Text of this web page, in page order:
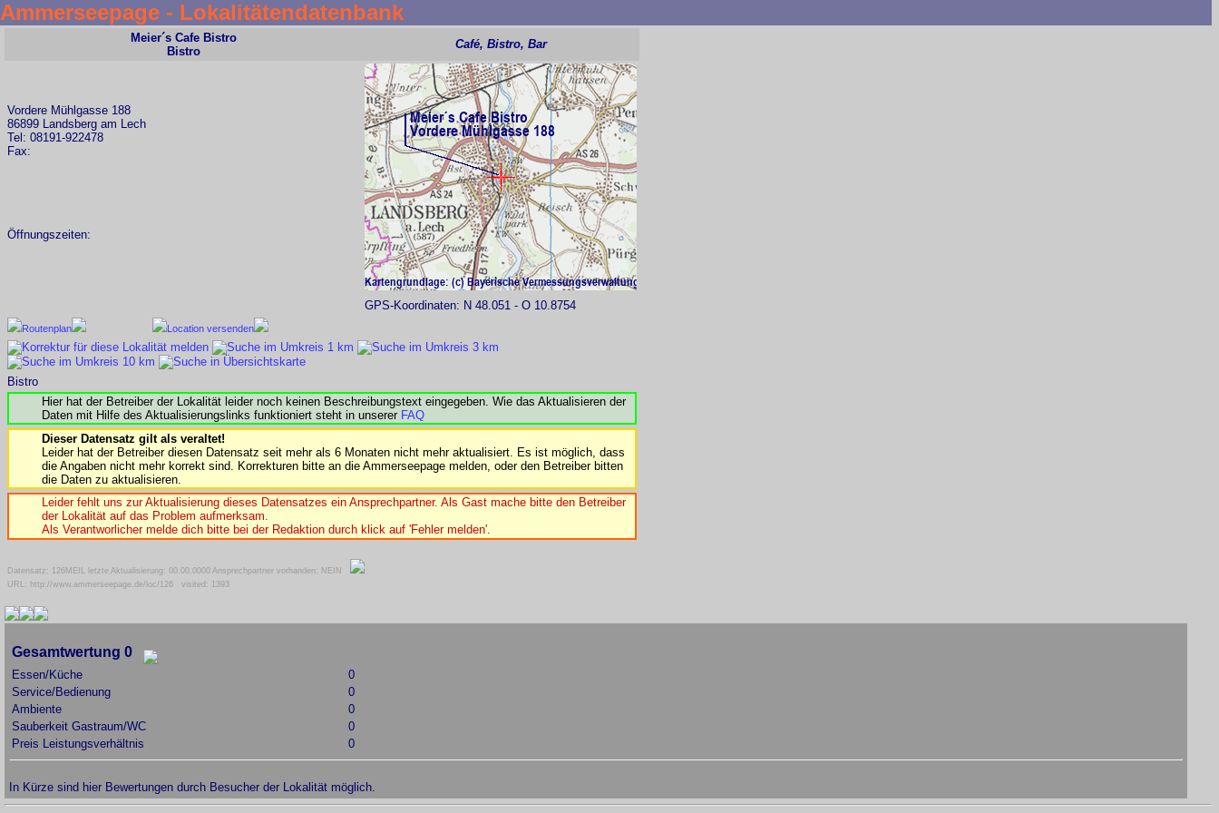
Ammerseepage - Lokalitätendatenbank
Meier´s Cafe Bistro
Bistro
Café, Bistro, Bar
Vordere Mühlgasse 188
86899 Landsberg am Lech
Tel: 08191-922478
Fax:
Öffnungszeiten:
GPS-Koordinaten: N 48.051 - O 10.8754
Routenplan Location versenden
Bistro
Hier hat der Betreiber der Lokalität leider noch keinen Beschreibungstext eingegeben. Wie das Aktualisieren der
Daten mit Hilfe des Aktualisierungslinks funktioniert steht in unserer FAQ
Dieser Datensatz gilt als veraltet!
Leider hat der Betreiber diesen Datensatz seit mehr als 6 Monaten nicht mehr aktualisiert. Es ist möglich, dass
die Angaben nicht mehr korrekt sind. Korrekturen bitte an die Ammerseepage melden, oder den Betreiber bitten
die Daten zu aktualisieren.
Leider fehlt uns zur Aktualisierung dieses Datensatzes ein Ansprechpartner. Als Gast mache bitte den Betreiber
der Lokalität auf das Problem aufmerksam.
Als Verantworlicher melde dich bitte bei der Redaktion durch klick auf 'Fehler melden'.
Datensatz: 126MEIL letzte Aktualisierung: 00.00.0000 Ansprechpartner vorhanden: NEIN
URL: http://www.ammerseepage.de/loc/126 visited: 1393
Gesamtwertung 0
Essen/Küche
0
Service/Bedienung
0
Ambiente
0
Sauberkeit Gastraum/WC
0
Preis Leistungsverhältnis
0
In Kürze sind hier Bewertungen durch Besucher der Lokalität möglich.